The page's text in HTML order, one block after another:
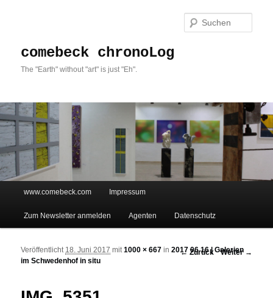
comebeck chronoLog
The "Earth" without "art" is just "Eh".
Zum Inhalt wechseln
Zum sekundären Inhalt wechseln
www.comebeck.com Impressum
Zum Newsletter anmelden Agenten Datenschutz
Bilder-Navigation
← Zurück Weiter →
Veröffentlicht 18. Juni 2017 mit1000 × 667 in2017 06 16 | Galerien
im Schwedenhof in situ